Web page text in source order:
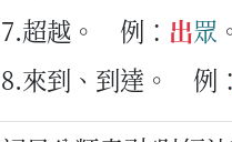
7.超越。
例： 出眾
8.來到、到達。
例：